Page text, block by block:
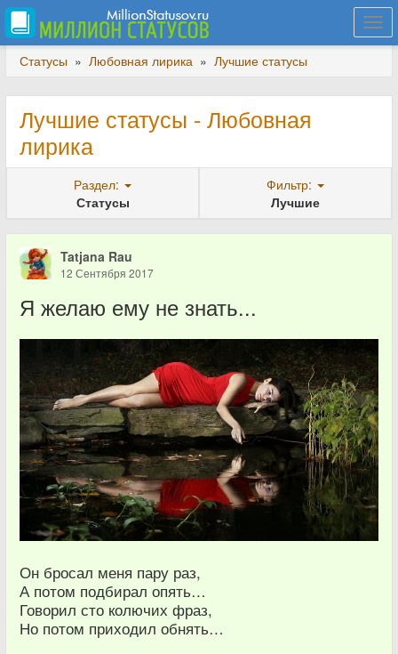
Статусы » Любовная лирика » Лучшие статусы
Лучшие статусы - Любовная
лирика
Раздел:
Статусы
Фильтр:
Лучшие
Tatjana Rau
12 Сентября 2017
Я желаю ему не знать...
Он бросал меня пару раз,
А потом подбирал опять…
Говорил сто колючих фраз,
Но потом приходил обнять…